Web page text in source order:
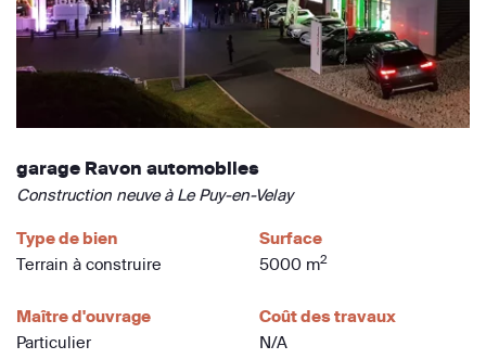
garage Ravon automobiles
Construction neuve à Le Puy-en-Velay
Type de bien
Terrain à construire
Surface
5000 m2
Maître d'ouvrage
Particulier
Coût des travaux
N/A